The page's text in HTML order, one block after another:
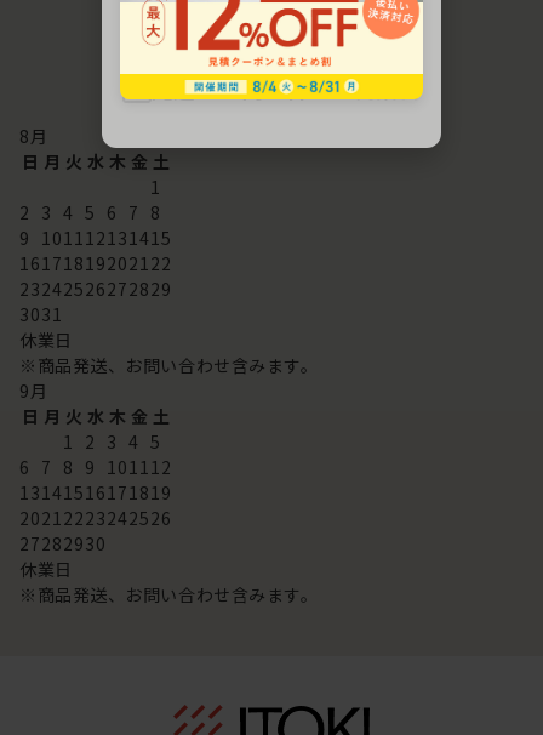
配送・お問い合わせ営業日
8月
日 月 火 水 木 金 土
1
2 3 4 5 6 7 8
9 101112131415
16171819202122
23242526272829
3031
休業日
※商品発送、お問い合わせ含みます。
9月
日 月 火 水 木 金 土
1 2 3 4 5
6 7 8 9 101112
13141516171819
20212223242526
27282930
休業日
※商品発送、お問い合わせ含みます。